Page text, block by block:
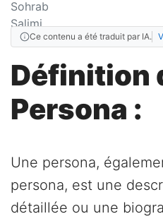
Ce contenu a été traduit par IA.
Définition
Persona :
Une persona,
persona, est une
détaillée ou une